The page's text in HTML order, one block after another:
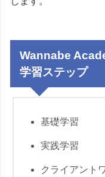
Wannabe
学習ステップ
基礎学習
実践学習
クライアント